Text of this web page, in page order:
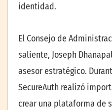
identidad.
El Consejo de
saliente, Joseph
asesor estratégico.
SecureAuth realizó
crear una plataforma de